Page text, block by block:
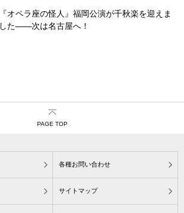
『オペラ座の怪人』福岡公演が千秋楽を迎えま
した――次は名古屋へ！
PAGE TOP
各種お問い合わせ
サイトマップ